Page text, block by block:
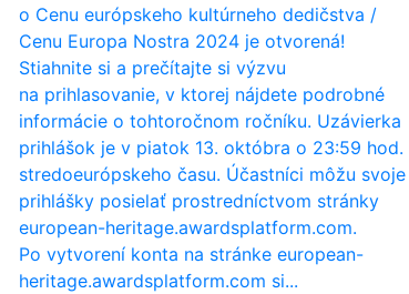
o Cenu európskeho kultúrneho dedičstva /
Cenu Europa Nostra 2024 je otvorená!
Stiahnite si a prečítajte si výzvu
na prihlasovanie, v ktorej nájdete podrobné
informácie o tohtoročnom ročníku. Uzávierka
prihlášok je v piatok 13. októbra o 23:59 hod.
stredoeurópskeho času. Účastníci môžu svoje
prihlášky posielať prostredníctvom stránky
european-heritage.awardsplatform.com.
Po vytvorení konta na stránke european-
heritage.awardsplatform.com si...